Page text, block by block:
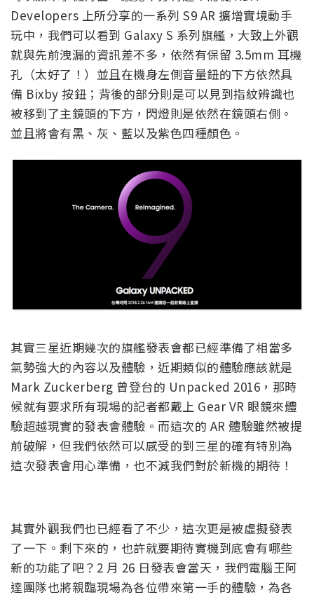
Developers 上所分享的一系列 S9 AR 擴增實境動手
玩中，我們可以看到 Galaxy S 系列旗艦，大致上外觀
就與先前洩漏的資訊差不多，依然有保留 3.5mm 耳機
孔（太好了！）並且在機身左側音量鈕的下方依然具
備 Bixby 按鈕；背後的部分則是可以見到指紋辨識也
被移到了主鏡頭的下方，閃燈則是依然在鏡頭右側。
並且將會有黑、灰、藍以及紫色四種顏色。
其實三星近期幾次的旗艦發表會都已經準備了相當多
氣勢強大的內容以及體驗，近期類似的體驗應該就是
Mark Zuckerberg 曾登台的 Unpacked 2016，那時
候就有要求所有現場的記者都戴上 Gear VR 眼鏡來體
驗超越現實的發表會體驗。而這次的 AR 體驗雖然被提
前破解，但我們依然可以感受的到三星的確有特別為
這次發表會用心準備，也不減我們對於新機的期待！
其實外觀我們也已經看了不少，這次更是被虛擬發表
了一下。剩下來的，也許就要期待實機到底會有哪些
新的功能了吧？2 月 26 日發表會當天，我們電腦王阿
達團隊也將親臨現場為各位帶來第一手的體驗，為各